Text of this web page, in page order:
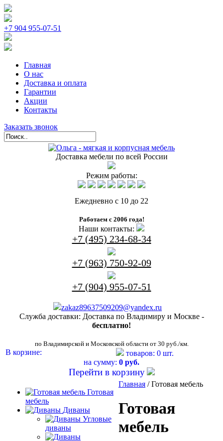
+7 904 955-07-51
Главная
О нас
Доставка и оплата
Гарантии
Акции
Контакты
Заказать звонок
Доставка мебели по всей России
Режим работы:
Ежедневно с 10 до 22
Работаем с 2006 года!
Наши контакты:
+7 (495) 234-68-34
+7 (963) 750-92-09
+7 (904) 955-07-51
zakaz89637509209@yandex.ru
Служба доставки: Доставка по Владимиру и Москве -
бесплатно!
по Владимирской и Московской области от 30 руб./км.
В корзине:
товаров: 0 шт.
на сумму: 0 руб.
Перейти в корзину
Готовая
мебель
Диваны
Угловые
диваны
Главная / Готовая мебель
Готовая
мебель